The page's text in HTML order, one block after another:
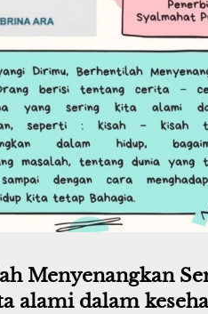
Menyenangkan
alami dalam